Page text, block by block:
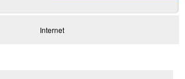
Internet